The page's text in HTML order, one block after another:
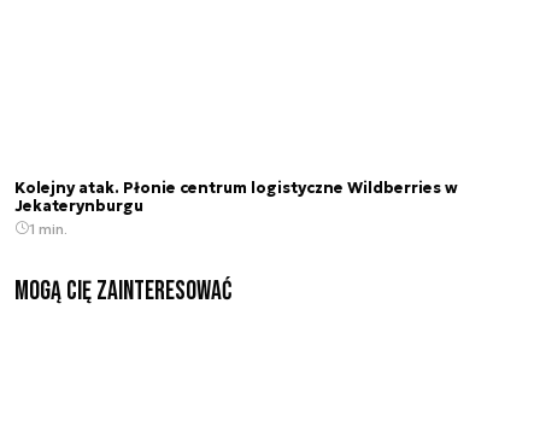
Kolejny atak. Płonie centrum logistyczne Wildberries w
Jekaterynburgu
1 min.
Mogą Cię zainteresować